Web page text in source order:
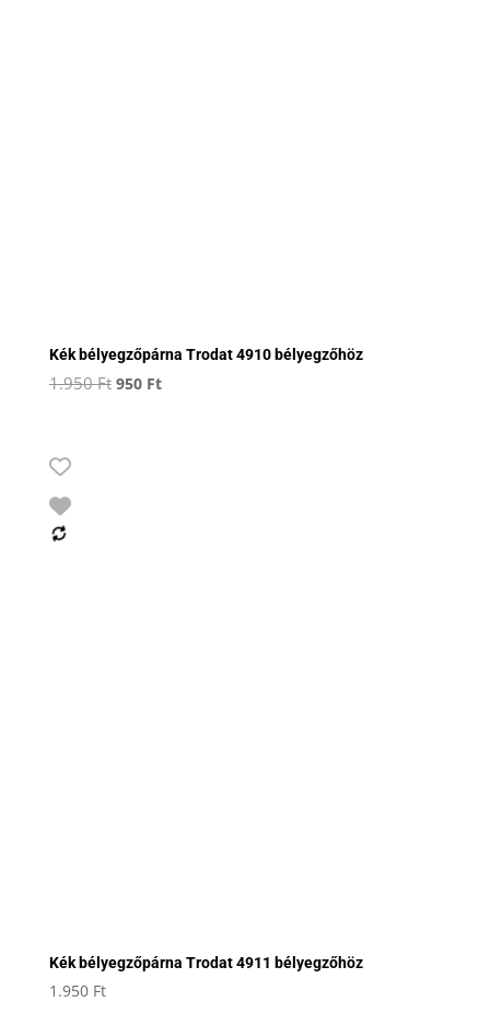
Kék bélyegzőpárna Trodat 4910 bélyegzőhöz
1.950Ft Original
950 FtCurrent
Kék bélyegzőpárna Trodat 4911 bélyegzőhöz
1.950 Ft